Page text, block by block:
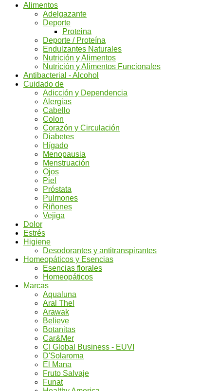
Alimentos
Adelgazante
Deporte
Proteina
Deporte / Proteína
Endulzantes Naturales
Nutrición y Alimentos
Nutrición y Alimentos Funcionales
Antibacterial - Alcohol
Cuidado de
Adicción y Dependencia
Alergias
Cabello
Colon
Corazón y Circulación
Diabetes
Hígado
Menopausia
Menstruación
Ojos
Piel
Próstata
Pulmones
Riñones
Vejiga
Dolor
Estrés
Higiene
Desodorantes y antitranspirantes
Homeopáticos y Esencias
Esencias florales
Homeopáticos
Marcas
Aqualuna
Aral Thel
Arawak
Believe
Botanitas
Car&Mer
CI Global Business - EUVI
D'Solaroma
El Mana
Fruto Salvaje
Funat